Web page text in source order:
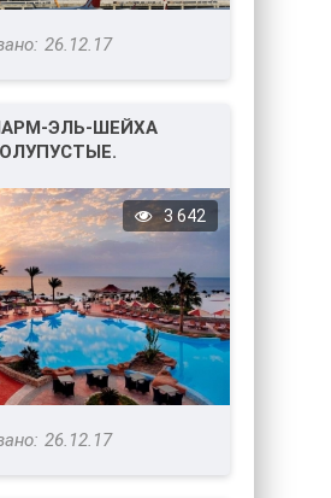
26.12.17
ЭЛЬ-ШЕЙХА
3 642
26.12.17